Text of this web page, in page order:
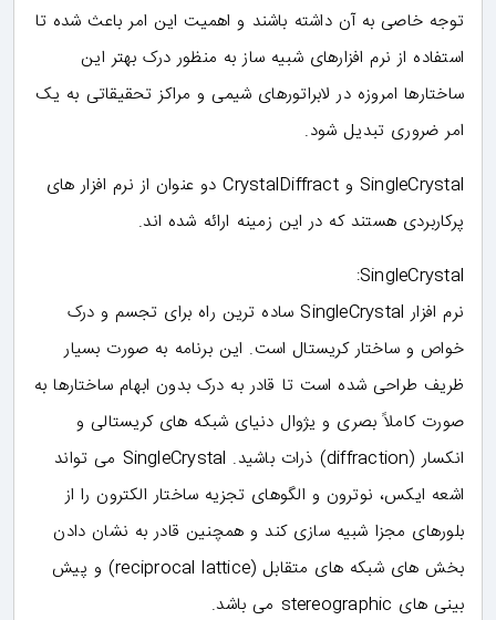
توجه خاصی به آن داشته باشند و اهمیت این امر باعث شده تا
استفاده از نرم افزارهای شبیه ساز به منظور درک بهتر این
ساختارها امروزه در لابراتورهای شیمی و مراکز تحقیقاتی به یک
امر ضروری تبدیل شود.
SingleCrystal و CrystalDiffract دو عنوان از نرم افزار های
پرکاربردی هستند که در این زمینه ارائه شده اند.
SingleCrystal:
نرم افزار SingleCrystal ساده ترین راه برای تجسم و درک
خواص و ساختار کریستال است. این برنامه به صورت بسیار
ظریف طراحی شده است تا قادر به درک بدون ابهام ساختارها به
صورت کاملاً بصری و یژوال دنیای شبکه های کریستالی و
انکسار (diffraction) ذرات باشید. SingleCrystal می تواند
اشعه ایکس، نوترون و الگوهای تجزیه ساختار الکترون را از
بلورهای مجزا شبیه سازی کند و همچنین قادر به نشان دادن
بخش های شبکه های متقابل (reciprocal lattice) و پیش
بینی های stereographic می باشد.